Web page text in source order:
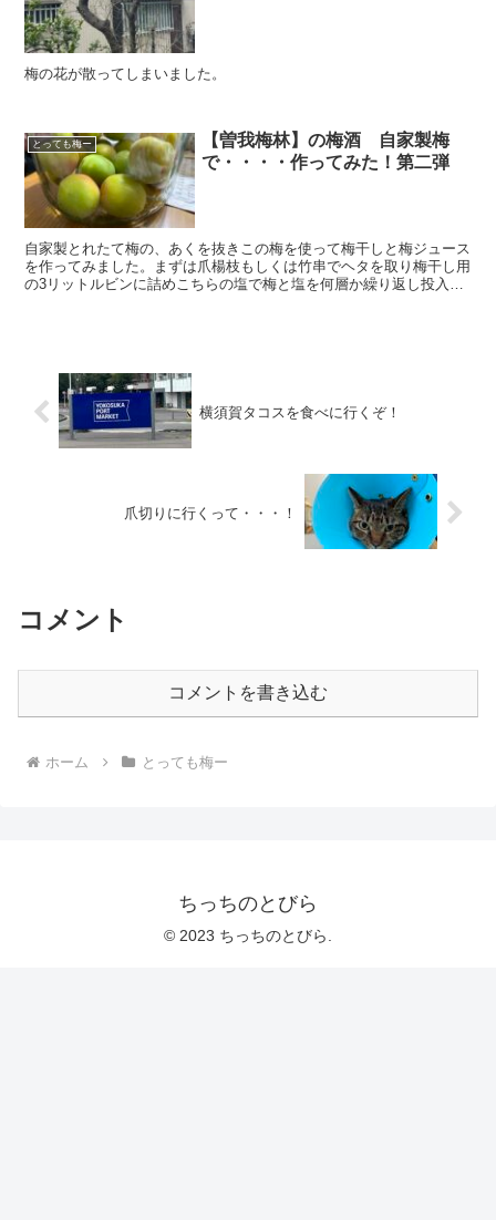
梅の花が散ってしまいました。
とっても梅ー
【曽我梅林】の梅酒 自家製梅
で・・・・作ってみた！第二弾
自家製とれたて梅の、あくを抜きこの梅を使って梅干しと梅ジュース
を作ってみました。まずは爪楊枝もしくは竹串でヘタを取り梅干し用
の3リットルビンに詰めこちらの塩で梅と塩を何層か繰り返し投入で
横須賀タコスを食べに行くぞ！
爪切りに行くって・・・！
コメント
コメントを書き込む
ホーム とっても梅ー
ちっちのとびら
© 2023 ちっちのとびら.